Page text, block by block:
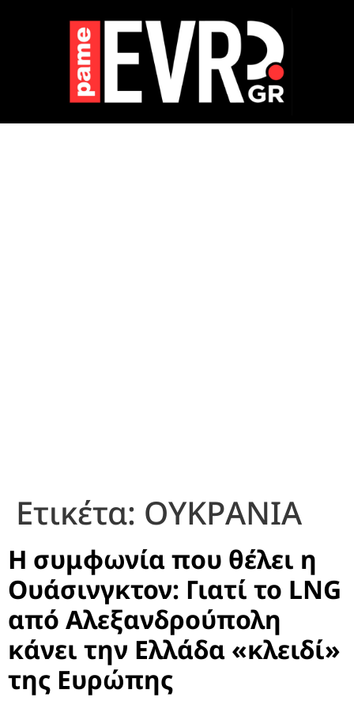
Ετικέτα: ΟΥΚΡΑΝΙΑ
Η συμφωνία που θέλει η
Ουάσινγκτον: Γιατί το LNG
από Αλεξανδρούπολη
κάνει την Ελλάδα «κλειδί»
της Ευρώπης